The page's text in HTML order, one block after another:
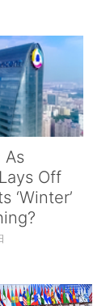
As
Off
‘Winter’